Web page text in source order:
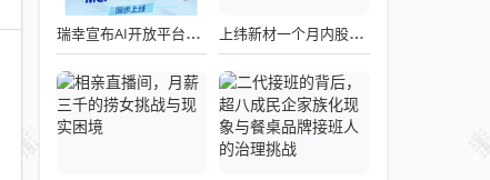
瑞幸宣布AI开放平台正式上线，我们点了一杯试了试 上纬新材一个月内股价累计上涨1320% 上交所暂停部分账户交易